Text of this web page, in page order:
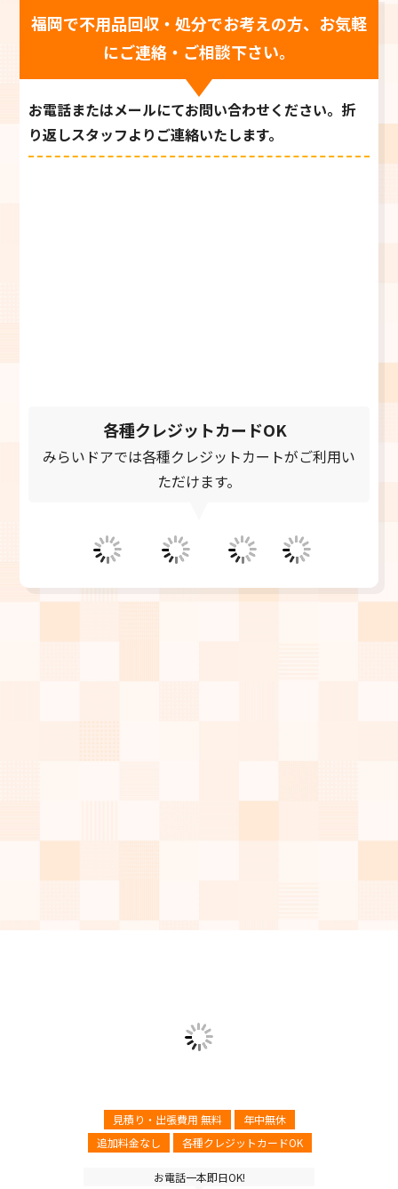
福岡で不用品回収・処分でお考えの方、お気軽
にご連絡・ご相談下さい。
お電話またはメールにてお問い合わせください。折
り返しスタッフよりご連絡いたします。
各種クレジットカードOK
みらいドアでは各種クレジットカートがご利用い
ただけます。
見積り・出張費用 無料
年中無休
追加料金なし
各種クレジットカードOK
お電話一本即日OK!